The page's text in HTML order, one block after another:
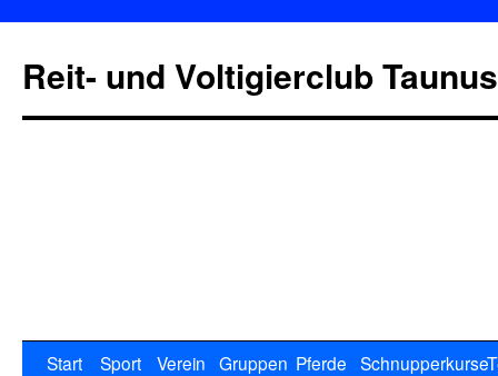
Reit- und Voltigierclub
Start Sport Verein Gruppen Pferde Schnupperkurse